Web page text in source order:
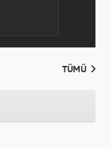
TÜMÜ